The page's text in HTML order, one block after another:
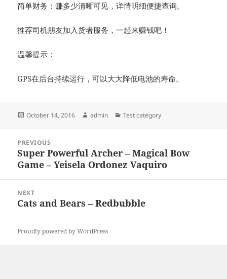
简单财务：赚多少清晰可见，详情明细便捷查询。
推荐司机朋友加入货者服务，一起来赚钱吧！
温馨提示：
GPS在后台持续运行，可以大大降低电池的寿命。
Posted
October 14, 2016 Author
admin Categories
Test category
navigation
PREVIOUS
Previous
post:
Super Powerful Archer – Magical Bow
Game – Yeisela Ordonez Vaquiro
NEXT
Next
Cats and Bears – Redbubble
Proudly powered by WordPress